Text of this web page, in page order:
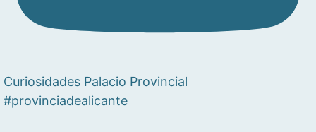
Curiosidades Palacio Provincial
#provinciadealicante